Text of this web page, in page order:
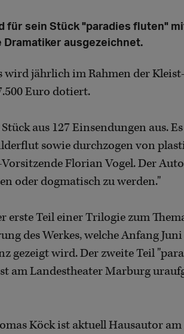
für sein Stück "paradies fluten"
ausgezeichnet.
jährlich im Rahmen der
Euro dotiert.
aus 127 Einsendungen aus.
sowie durchzogen von
Vorsitzende Florian Vogel. Der
oder dogmatisch zu werden."
erste Teil einer Trilogie zum
des Werkes, welche Anfang
gezeigt wird. Der zweite Teil
am Landestheater Marburg
Köck ist aktuell Hausautor